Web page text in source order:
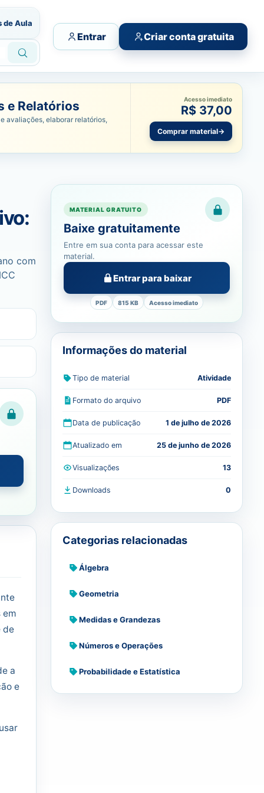
de Aula
Entrar Criar conta gratuita
e Relatórios
avaliações, elaborar relatórios,
Acesso imediato
R$ 37,00
Comprar material→
com
em
de
a
e
MATERIAL GRATUITO
Baixe gratuitamente
Entre em sua conta para acessar este
material.
Entrar para baixar
PDF 815 KB Acesso imediato
Informações do material
Tipo de material Atividade
Formato do arquivo PDF
Data de publicação 1 de julho de 2026
Atualizado em 25 de junho de 2026
Visualizações 13
Downloads 0
Categorias relacionadas
Álgebra
Geometria
Medidas e Grandezas
Números e Operações
Probabilidade e Estatística